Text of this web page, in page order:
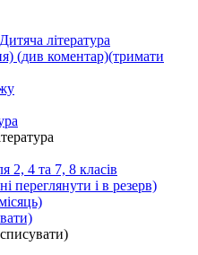
література
(див коментар)(тримати
2, 4 та 7, 8 класів
переглянути і в резерв)